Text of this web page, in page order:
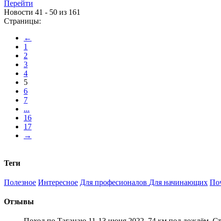
Перейти
Новости 41 - 50 из 161
Страницы:
←
1
2
3
4
5
6
7
...
16
17
→
Теги
Полезное Интересное Для професионалов Для начинающих
Отзывы